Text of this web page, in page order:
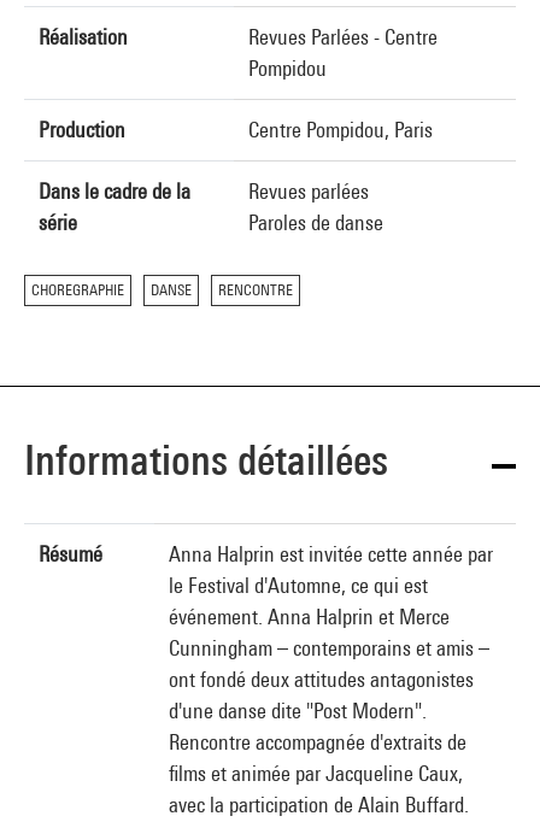
Réalisation
Revues Parlées - Centre
Pompidou
Production Centre Pompidou, Paris
Dans le cadre de la
série
Revues parlées
Paroles de danse
CHOREGRAPHIE DANSE RENCONTRE
Informations détaillées
Résumé
Anna Halprin est invitée cette année par
le Festival d'Automne, ce qui est
événement. Anna Halprin et Merce
Cunningham – contemporains et amis –
ont fondé deux attitudes antagonistes
d'une danse dite "Post Modern".
Rencontre accompagnée d'extraits de
films et animée par Jacqueline Caux,
avec la participation de Alain Buffard.